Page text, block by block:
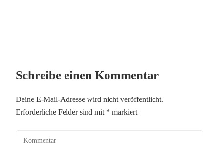
Schreibe einen Kommentar
Deine E-Mail-Adresse wird nicht veröffentlicht.
Erforderliche Felder sind mit * markiert